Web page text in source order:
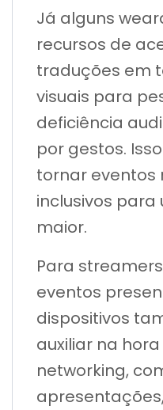
Já alguns
recursos de
traduções em
visuais para
deficiência
por gestos.
tornar eventos
inclusivos para
maior.
Para
eventos
dispositivos
auxiliar na
networking,